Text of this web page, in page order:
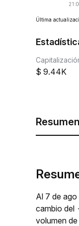
Última
9.44K
Resumen
Al 7 de
cambio del
volumen